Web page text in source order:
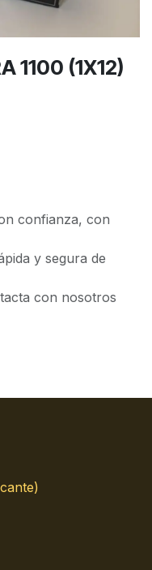
1100 (1X12)
confianza, con
y segura de
con nosotros